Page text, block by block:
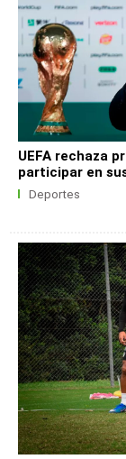
UEFA rechaza
participar en
Deportes